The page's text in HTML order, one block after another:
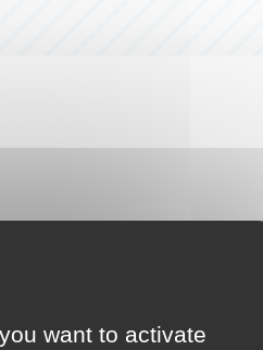
want to activate